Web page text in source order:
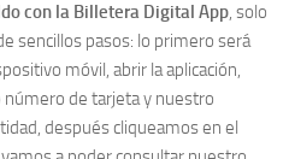
con la Billetera Digital App, solo
sencillos pasos: lo primero será
móvil, abrir la aplicación,
de tarjeta y nuestro
después cliqueamos en el